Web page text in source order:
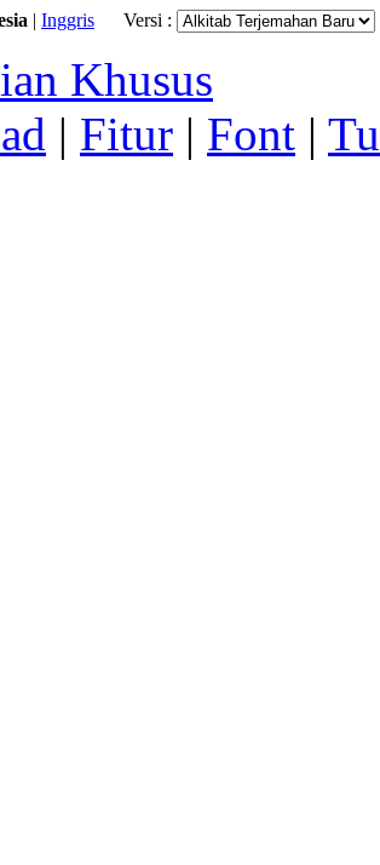
| Inggris Versi :
Khusus
| Fitur | Font |